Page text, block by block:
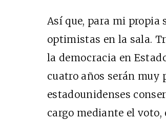
Así que, para mi propia
optimistas en la sala.
la democracia en
cuatro años serán muy
estadounidenses
cargo mediante el voto,